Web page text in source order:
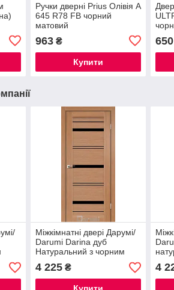
Ручки дверні Prius Олівія А
645 R78 FB чорний
матовий
963₴
Купити
650
Міжкімнатні двері Дарумі/
Darumi Darina дуб
Натуральний з чорним
склом
4 225₴ 4